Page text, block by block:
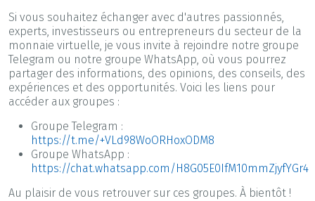
Si vous souhaitez échanger avec d'autres passionnés,
experts, investisseurs ou entrepreneurs du secteur de la
monnaie virtuelle, je vous invite à rejoindre notre groupe
Telegram ou notre groupe WhatsApp, où vous pourrez
partager des informations, des opinions, des conseils, des
expériences et des opportunités. Voici les liens pour
accéder aux groupes :
Groupe Telegram :
https://t.me/+VLd98WoORHoxODM8
Groupe WhatsApp :
https://chat.whatsapp.com/H8G05E0IfM10mmZjyfYGr4
Au plaisir de vous retrouver sur ces groupes. À bientôt !